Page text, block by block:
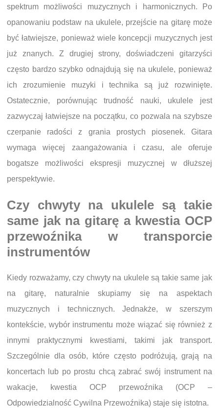
spektrum możliwości muzycznych i harmonicznych. Po
opanowaniu podstaw na ukulele, przejście na gitarę może
być łatwiejsze, ponieważ wiele koncepcji muzycznych jest
już znanych. Z drugiej strony, doświadczeni gitarzyści
często bardzo szybko odnajdują się na ukulele, ponieważ
ich zrozumienie muzyki i technika są już rozwinięte.
Ostatecznie, porównując trudność nauki, ukulele jest
zazwyczaj łatwiejsze na początku, co pozwala na szybsze
czerpanie radości z grania prostych piosenek. Gitara
wymaga więcej zaangażowania i czasu, ale oferuje
bogatsze możliwości ekspresji muzycznej w dłuższej
perspektywie.
Czy chwyty na ukulele są takie
same jak na gitarę a kwestia OCP
przewoźnika w transporcie
instrumentów
Kiedy rozważamy, czy chwyty na ukulele są takie same jak
na gitarę, naturalnie skupiamy się na aspektach
muzycznych i technicznych. Jednakże, w szerszym
kontekście, wybór instrumentu może wiązać się również z
innymi praktycznymi kwestiami, takimi jak transport.
Szczególnie dla osób, które często podróżują, grają na
koncertach lub po prostu chcą zabrać swój instrument na
wakacje, kwestia OCP przewoźnika (OCP –
Odpowiedzialność Cywilna Przewoźnika) staje się istotna.